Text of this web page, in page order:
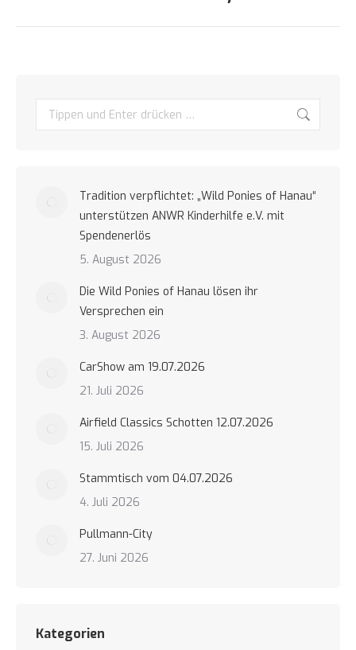
Search:
Tradition verpflichtet: „Wild Ponies of Hanau“
unterstützen ANWR Kinderhilfe e.V. mit
Spendenerlös
5. August 2026
Die Wild Ponies of Hanau lösen ihr
Versprechen ein
3. August 2026
CarShow am 19.07.2026
21. Juli 2026
Airfield Classics Schotten 12.07.2026
15. Juli 2026
Stammtisch vom 04.07.2026
4. Juli 2026
Pullmann-City
27. Juni 2026
Kategorien